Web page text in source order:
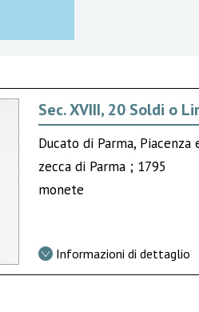
Sec. XVIII, 20 Soldi o
Ducato di Parma,
zecca di Parma ; 1795
monete
Informazioni di dettaglio